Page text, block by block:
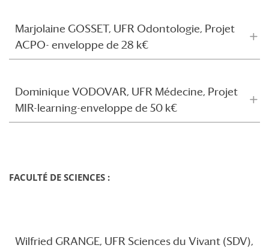
Marjolaine GOSSET, UFR Odontologie, Projet
ACPO- enveloppe de 28 k€
Dominique VODOVAR, UFR Médecine, Projet
MIR-learning-enveloppe de 50 k€
FACULTÉ DE SCIENCES :
Wilfried GRANGE, UFR Sciences du Vivant (SDV),